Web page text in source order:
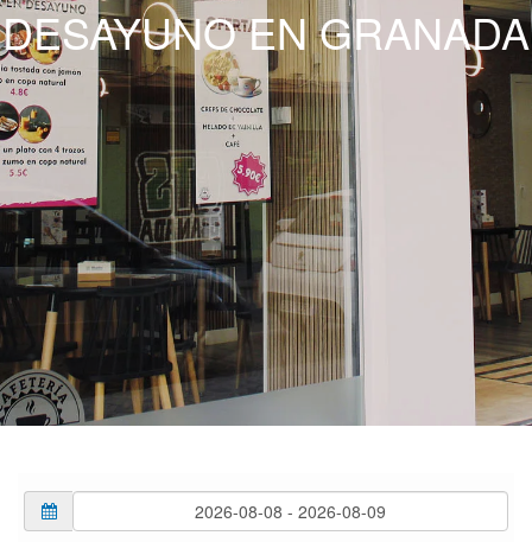
DESAYUNO EN GRANADA